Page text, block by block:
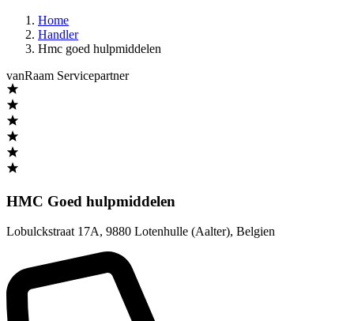
Home
Handler
Hmc goed hulpmiddelen
vanRaam Servicepartner
HMC Goed hulpmiddelen
Lobulckstraat 17A, 9880 Lotenhulle (Aalter), Belgien